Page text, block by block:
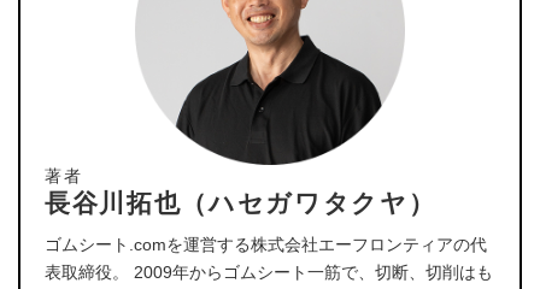
著者
長谷川拓也（ハセガワタクヤ）
ゴムシート.comを運営する株式会社エーフロンティアの代
表取締役。 2009年からゴムシート一筋で、切断、切削はも